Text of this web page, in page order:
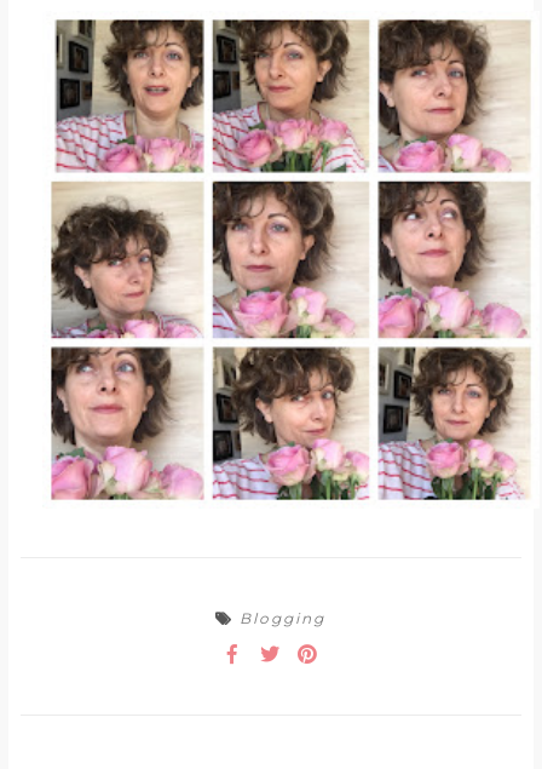
Blogging